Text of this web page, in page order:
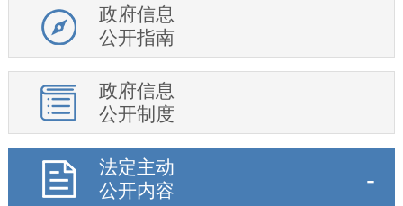
政府信息
公开指南
政府信息
公开制度
法定主动
公开内容